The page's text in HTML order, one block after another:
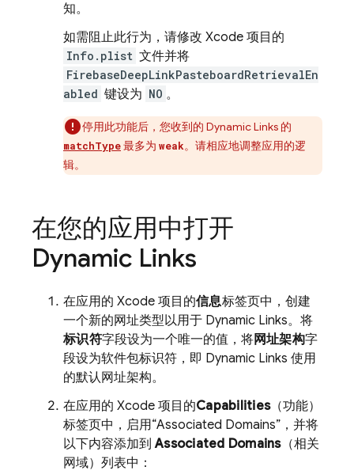
知。
如需阻止此行为，请修改 Xcode 项目的
Info.plist 文件并将
FirebaseDeepLinkPasteboardRetrievalEn
abled 键设为 NO 。
停用此功能后，您收到的 Dynamic Links 的
matchType最多为 weak。请相应地调整应用的逻
辑。
在您的应用中打开
Dynamic Links
在应用的 Xcode 项目的信息标签页中，创建
一个新的网址类型以用于 Dynamic Links。将
标识符字段设为一个唯一的值，将网址架构字
段设为软件包标识符，即 Dynamic Links 使用
的默认网址架构。
在应用的 Xcode 项目的Capabilities（功能）
标签页中，启用“Associated Domains”，并将
以下内容添加到Associated Domains（相关
网域）列表中：